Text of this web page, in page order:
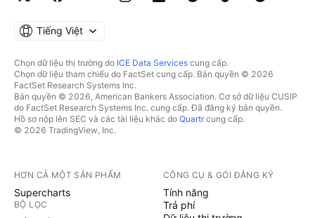
Tiếng Việt
Chọn dữ liệu thị trường do ICE Data Services cung cấp.
Chọn dữ liệu tham chiếu do FactSet cung cấp. Bản quyền © 2026
FactSet Research Systems Inc.
Bản quyền © 2026, American Bankers Association. Cơ sở dữ liệu CUSIP
do FactSet Research Systems Inc. cung cấp. Đã đăng ký bản quyền.
Hồ sơ nộp lên SEC và các tài liệu khác do Quartrcung cấp.
© 2026 TradingView, Inc.
HƠN CẢ MỘT SẢN PHẨM
Supercharts
BỘ LỌC
CÔNG CỤ & GÓI ĐĂNG KÝ
Tính năng
Trả phí